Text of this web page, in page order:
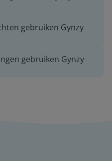
gebruiken Gynzy
gebruiken Gynzy